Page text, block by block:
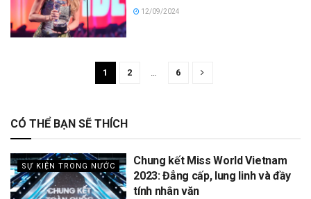
12/09/2024
1 2 … 6
CÓ THỂ BẠN SẼ THÍCH
SỰ KIỆN TRONG NƯỚC
Chung kết Miss World Vietnam
2023: Đẳng cấp, lung linh và đầy
tính nhân văn